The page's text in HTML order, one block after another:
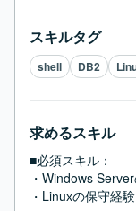
スキルタグ
shell DB2
求めるスキル
■必須スキル：
・Windows
・Linuxの保守経験